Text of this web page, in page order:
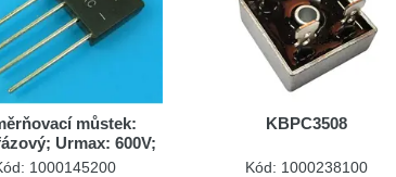
můstek:
Urmax: 600V;
4A; Ifsm: 125A
1000145200
KBPC3508
Kód: 1000238100